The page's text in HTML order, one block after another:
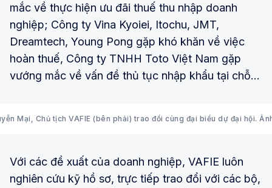
mắc về thực hiện ưu đãi thuế thu nhập doanh
nghiệp; Công ty Vina Kyoiei, Itochu, JMT,
Dreamtech, Young Pong gặp khó khăn về việc
hoàn thuế, Công ty TNHH Toto Việt Nam gặp
vướng mắc về vấn đề thủ tục nhập khẩu tại chỗ…
Mại, Chủ tịch VAFIE (bên phải) trao đổi cùng đại biểu dự đại hội.
Với các đề xuất của doanh nghiệp, VAFIE luôn
nghiên cứu kỹ hồ sơ, trực tiếp trao đổi với các bộ,